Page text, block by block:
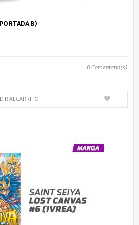
B)
0Comentario(s)
AL CARRITO